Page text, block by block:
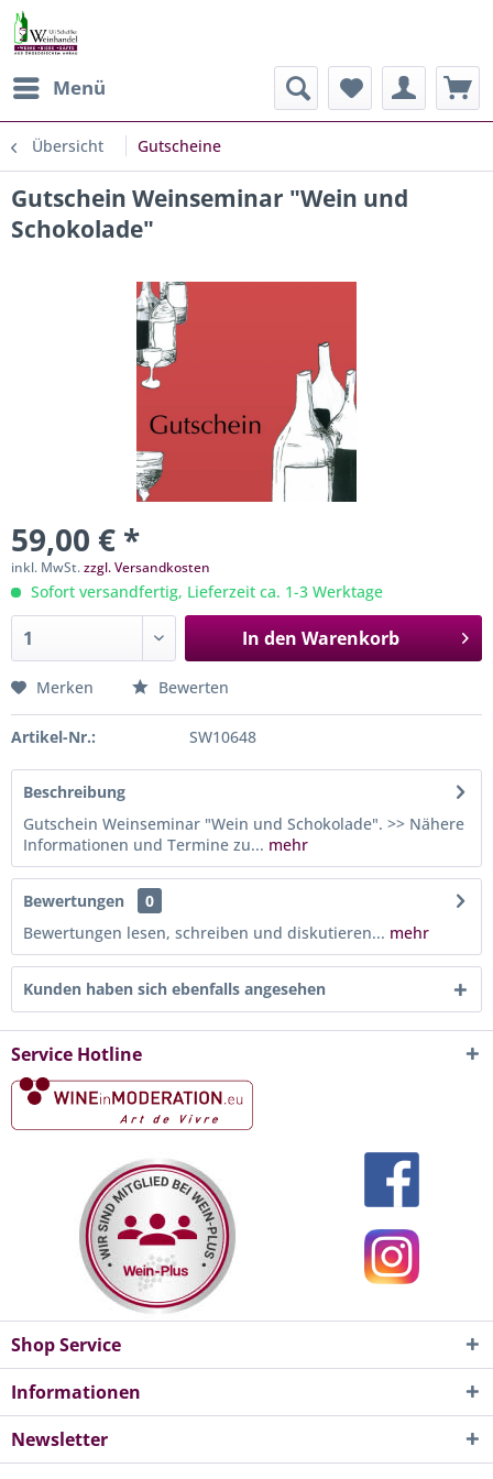
Menü
Übersicht Gutscheine
Gutschein Weinseminar "Wein und
Schokolade"
59,00 € *
inkl. MwSt.zzgl. Versandkosten
Sofort versandfertig, Lieferzeit ca. 1-3 Werktage
In den Warenkorb
Merken Bewerten
Artikel-Nr.: SW10648
Beschreibung
Gutschein Weinseminar "Wein und Schokolade". >> Nähere
Informationen und Termine zu... mehr
Bewertungen
0
Bewertungen lesen, schreiben und diskutieren... mehr
Kunden haben sich ebenfalls angesehen
Service Hotline
Shop Service
Informationen
Newsletter